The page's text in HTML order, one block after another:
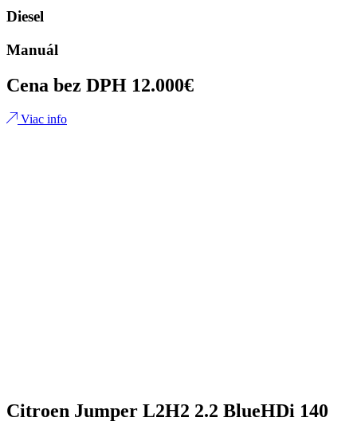
Diesel
Manuál
Cena bez DPH 12.000€
Viac info
Citroen Jumper L2H2 2.2 BlueHDi 140